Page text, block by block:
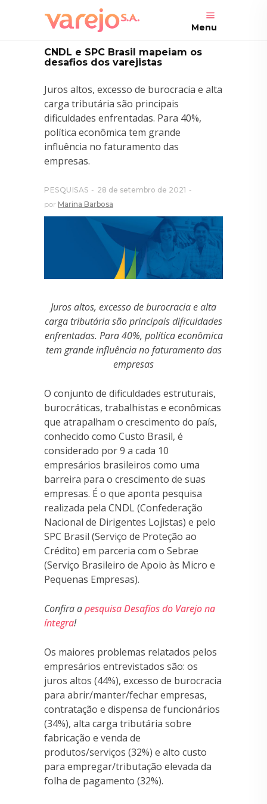
Menu
CNDL e SPC Brasil mapeiam os
desafios dos varejistas
Juros altos, excesso de burocracia e alta
carga tributária são principais
dificuldades enfrentadas. Para 40%,
política econômica tem grande
influência no faturamento das
empresas.
PESQUISAS
28 de setembro de 2021
por Marina Barbosa
Juros altos, excesso de burocracia e alta
carga tributária são principais dificuldades
enfrentadas. Para 40%, política econômica
tem grande influência no faturamento das
empresas
O conjunto de dificuldades estruturais,
burocráticas, trabalhistas e econômicas
que atrapalham o crescimento do país,
conhecido como Custo Brasil, é
considerado por 9 a cada 10
empresários brasileiros como uma
barreira para o crescimento de suas
empresas. É o que aponta pesquisa
realizada pela CNDL (Confederação
Nacional de Dirigentes Lojistas) e pelo
SPC Brasil (Serviço de Proteção ao
Crédito) em parceria com o Sebrae
(Serviço Brasileiro de Apoio às Micro e
Pequenas Empresas).
Confira apesquisa Desafios do Varejo na
íntegra!
Os maiores problemas relatados pelos
empresários entrevistados são: os
juros altos (44%), excesso de burocracia
para abrir/manter/fechar empresas,
contratação e dispensa de funcionários
(34%), alta carga tributária sobre
fabricação e venda de
produtos/serviços (32%) e alto custo
para empregar/tributação elevada da
folha de pagamento (32%).